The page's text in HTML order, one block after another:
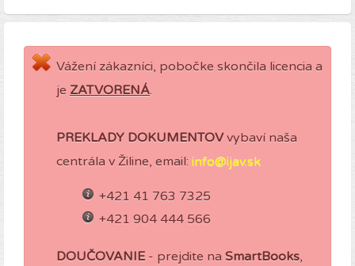
Vážení zákazníci, pobočke skončila licencia a
je ZATVORENÁ.
PREKLADY DOKUMENTOVvybaví naša
centrála v Žiline, email:
+421 41 763 7325
+421 904 444 566
DOUČOVANIE - prejdite na SmartBooks,